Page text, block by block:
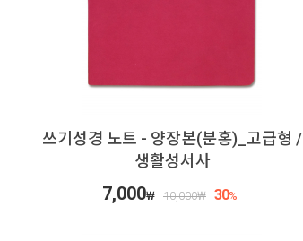
쓰기성경 노트 - 양장본(분홍)_고급형 /
생활성서사
7,000₩ 10,000₩ 30%